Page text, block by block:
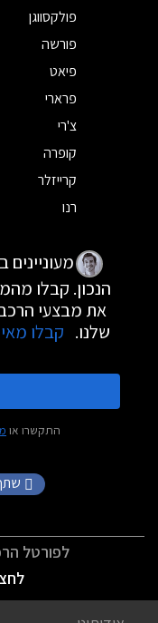
פולקסווגן
פורשה
פיאט
פרארי
צ'רי
קופרה
קרייזלר
רנו
הנכון. קבלו
את מבצעי
שלנו. קבלו
התקשרו או
לפורטל